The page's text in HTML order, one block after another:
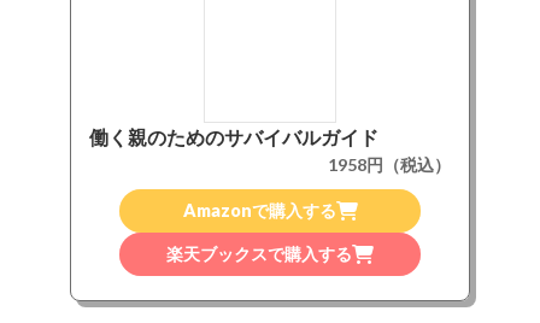
働く親のためのサバイバルガイド
1958円（税込）
Amazonで購入する
楽天ブックスで購入する